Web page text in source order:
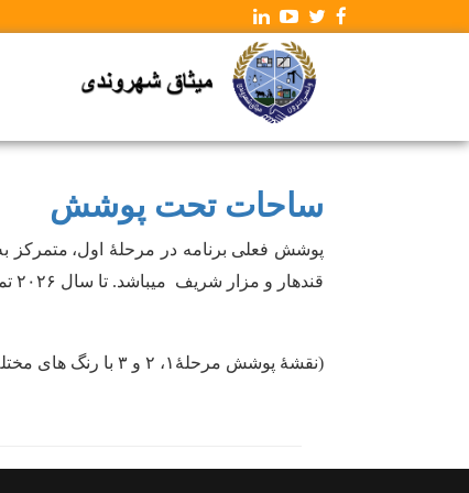
ساحات تحت پوشش
پوشش فعلی برنامه در مرحلۀ اول، متمرکز
قندهار و مزار شریف میباشد. تا سال ۲۰۲۶
(نقشۀ پوشش مرحلۀ۱، ۲ و ۳ با رنگ های مختلف)